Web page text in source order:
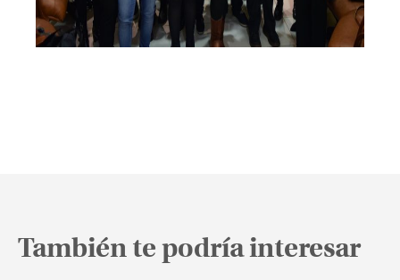
También te podría interesar